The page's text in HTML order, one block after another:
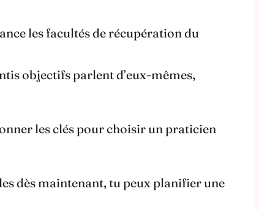
les facultés de récupération du
objectifs parlent d’eux-mêmes,
les clés pour choisir un praticien
dès maintenant, tu peux planifier une